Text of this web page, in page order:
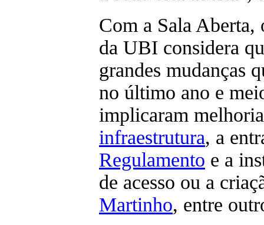
Com a Sala
da UBI considera
grandes mudanças
no último ano e
implicaram
infraestrutura, a
Regulamento e a
de acesso ou a
Martinho, entre